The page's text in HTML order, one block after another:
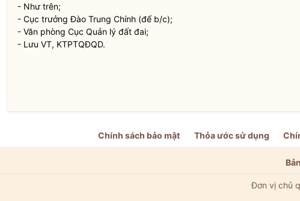
- Như trên;
- Cục trưởng Đào Trung Chính (để b/c);
- Văn phòng Cục Quản lý đất đai;
- Lưu VT, KTPTQĐQD.
Chính sách bảo mật Thỏa ước sử dụng
Đơn vị chủ